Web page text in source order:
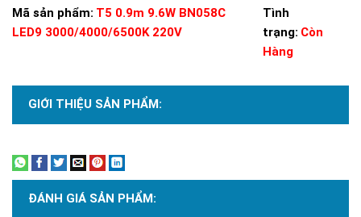
Mã sản phẩm: T5 0.9m 9.6W BN058C
LED9 3000/4000/6500K 220V
Tình
trạng: Còn
Hàng
GIỚI THIỆU SẢN PHẨM:Xem thêm
ĐÁNH GIÁ SẢN PHẨM: